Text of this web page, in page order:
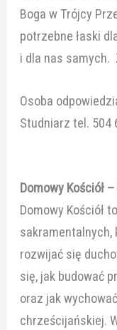
Boga w Trójcy
potrzebne łaski
i dla nas samych.
Osoba
Studniarz tel. 504
Domowy Kościół
Domowy Kościół
rozwijać się
się, jak budować
oraz jak
chrześcijańskiej.